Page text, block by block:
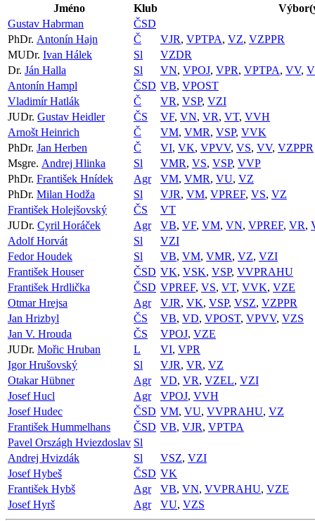
Jméno Klub
Gustav Habrman
ČSD
PhDr. Antonín Hajn Č VJR, VPTPA, VZ, VZPPR
MUDr. Ivan Hálek Sl
VZDR
Dr. Ján Halla Sl VN, VPOJ, VPR, VPTPA, VV,
Antonín Hampl
ČSD VB, VPOST
Vladimír Hatlák
Č VR, VSP, VZI
JUDr. Gustav Heidler ČS VF, VN, VR, VT, VVH
Arnošt Heinrich
Č VM, VMR, VSP, VVK
PhDr. Jan Herben Č VI, VK, VPVV, VS, VV, VZPPR
Msgre. Andrej Hlinka Sl VMR, VS, VSP, VVP
PhDr. František Hnídek Agr VM, VMR, VU, VZ
PhDr. Milan Hodža Sl VJR, VM, VPREF, VS, VZ
František Holejšovský
ČS
VT
JUDr. Cyril Horáček Agr VB, VF, VM, VN, VPREF, VR,
Adolf Horvát
Sl
VZI
Fedor Houdek
Sl VB, VM, VMR, VZ, VZI
František Houser
ČSD VK, VSK, VSP, VVPRAHU
František Hrdlička
ČSD VPREF, VS, VT, VVK, VZE
Otmar Hrejsa
Agr VJR, VK, VSP, VSZ, VZPPR
Jan Hrizbyl
ČS VB, VD, VPOST, VPVV, VZS
Jan V. Hrouda
ČS VPOJ, VZE
JUDr. Mořic Hruban L VI, VPR
Igor Hrušovský
Sl VJR, VR, VZ
Otakar Hübner
Agr VD, VR, VZEL, VZI
Josef Hucl
Agr VPOJ, VVH
Josef Hudec
ČSD VM, VU, VVPRAHU, VZ
František Hummelhans
ČSD VB, VJR, VPTPA
Pavel Országh Hviezdoslav Sl
Andrej Hvizdák
Sl VSZ, VZI
Josef Hybeš
ČSD VK
František Hybš
Agr VB, VN, VVPRAHU, VZE
Josef Hyrš
Agr VU, VZS